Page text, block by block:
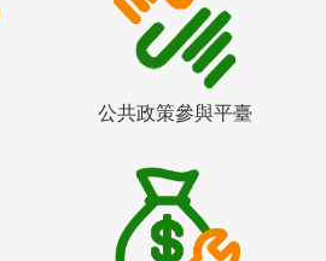
公共政策參與平臺